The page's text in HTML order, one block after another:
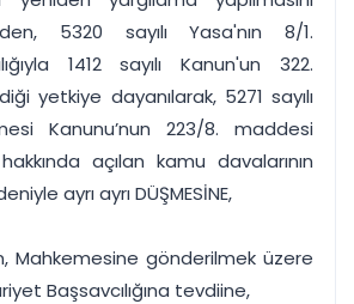
5320 sayılı Yasa'nın 8/1.
1412 sayılı Kanun'un 322.
yetkiye dayanılarak, 5271 sayılı
Kanunu’nun 223/8. maddesi
açılan kamu davalarının
ayrı ayrı DÜŞMESİNE,
Mahkemesine gönderilmek üzere
Başsavcılığına tevdiine,